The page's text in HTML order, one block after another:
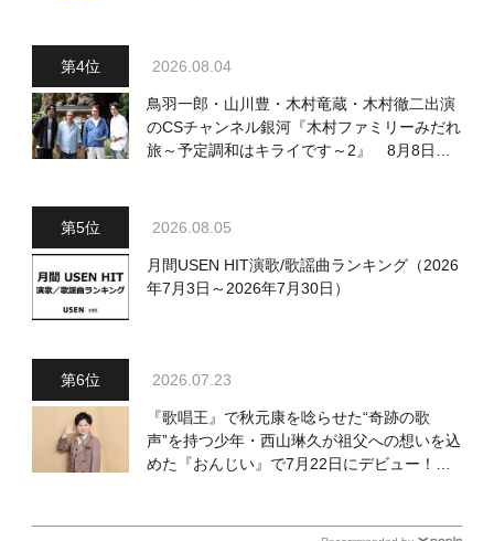
2026.08.04
鳥羽一郎・山川豊・木村竜蔵・木村徹二出演
のCSチャンネル銀河『木村ファミリーみだれ
旅～予定調和はキライです～2』 8月8日
2026.08.05
月間USEN HIT演歌/歌謡曲ランキング（2026
年7月3日～2026年7月30日）
2026.07.23
『歌唱王』で秋元康を唸らせた“奇跡の歌
声”を持つ少年・西山琳久が祖父への想いを込
めた『おんじい』で7月22日にデビュー！